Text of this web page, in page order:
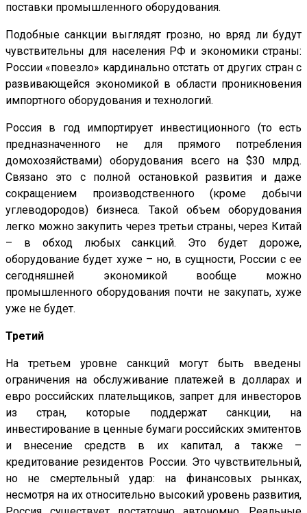
поставки промышленного оборудования.
Подобные санкции выглядят грозно, но вряд ли будут
чувствительны для населения РФ и экономики страны:
России «повезло» кардинально отстать от других стран с
развивающейся экономикой в области проникновения
импортного оборудования и технологий.
Россия в год импортирует инвестиционного (то есть
предназначенного не для прямого потребления
домохозяйствами) оборудования всего на $30 млрд.
Связано это с полной остановкой развития и даже
сокращением производственного (кроме добычи
углеводородов) бизнеса. Такой объем оборудования
легко можно закупить через третьи страны, через Китай
– в обход любых санкций. Это будет дороже,
оборудование будет хуже – но, в сущности, России с ее
сегодняшней экономикой вообще можно
промышленного оборудования почти не закупать, хуже
уже не будет.
Третий
На третьем уровне санкций могут быть введены
ограничения на обслуживание платежей в долларах и
евро российских плательщиков, запрет для инвесторов
из стран, которые поддержат санкции, на
инвестирование в ценные бумаги российских эмитентов
и внесение средств в их капитал, а также –
кредитование резидентов России. Это чувствительный,
но не смертельный удар: на финансовых рынках,
несмотря на их относительно высокий уровень развития,